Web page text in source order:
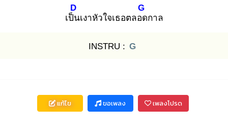
เป็น
D
เงาหัวใจเธอตลอด
G
กาล
INSTRU : G
แก้ไข ขอเพลง เพลงโปรด